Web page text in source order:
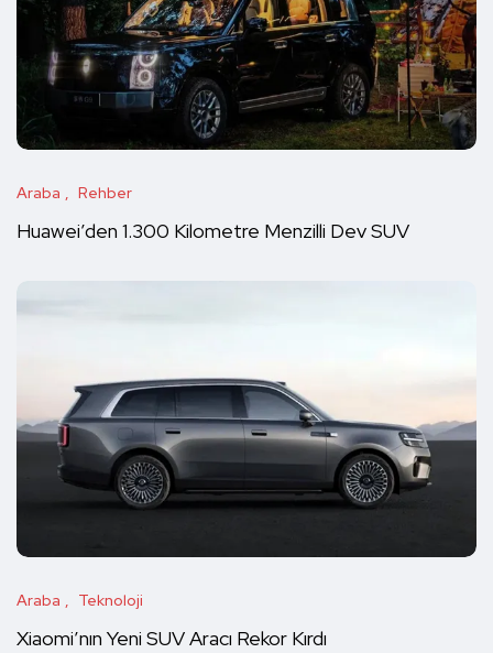
Araba Rehber
Huawei’den 1.300 Kilometre Menzilli Dev SUV
Araba Teknoloji
Xiaomi’nın Yeni SUV Aracı Rekor Kırdı